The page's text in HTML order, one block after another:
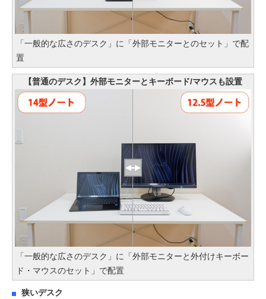
「一般的な広さのデスク」に「外部モニターとのセット」で配
置
【普通のデスク】外部モニターとキーボード/マウスも設置
「一般的な広さのデスク」に「外部モニターと外付けキーボー
ド・マウスのセット」で配置
狭いデスク